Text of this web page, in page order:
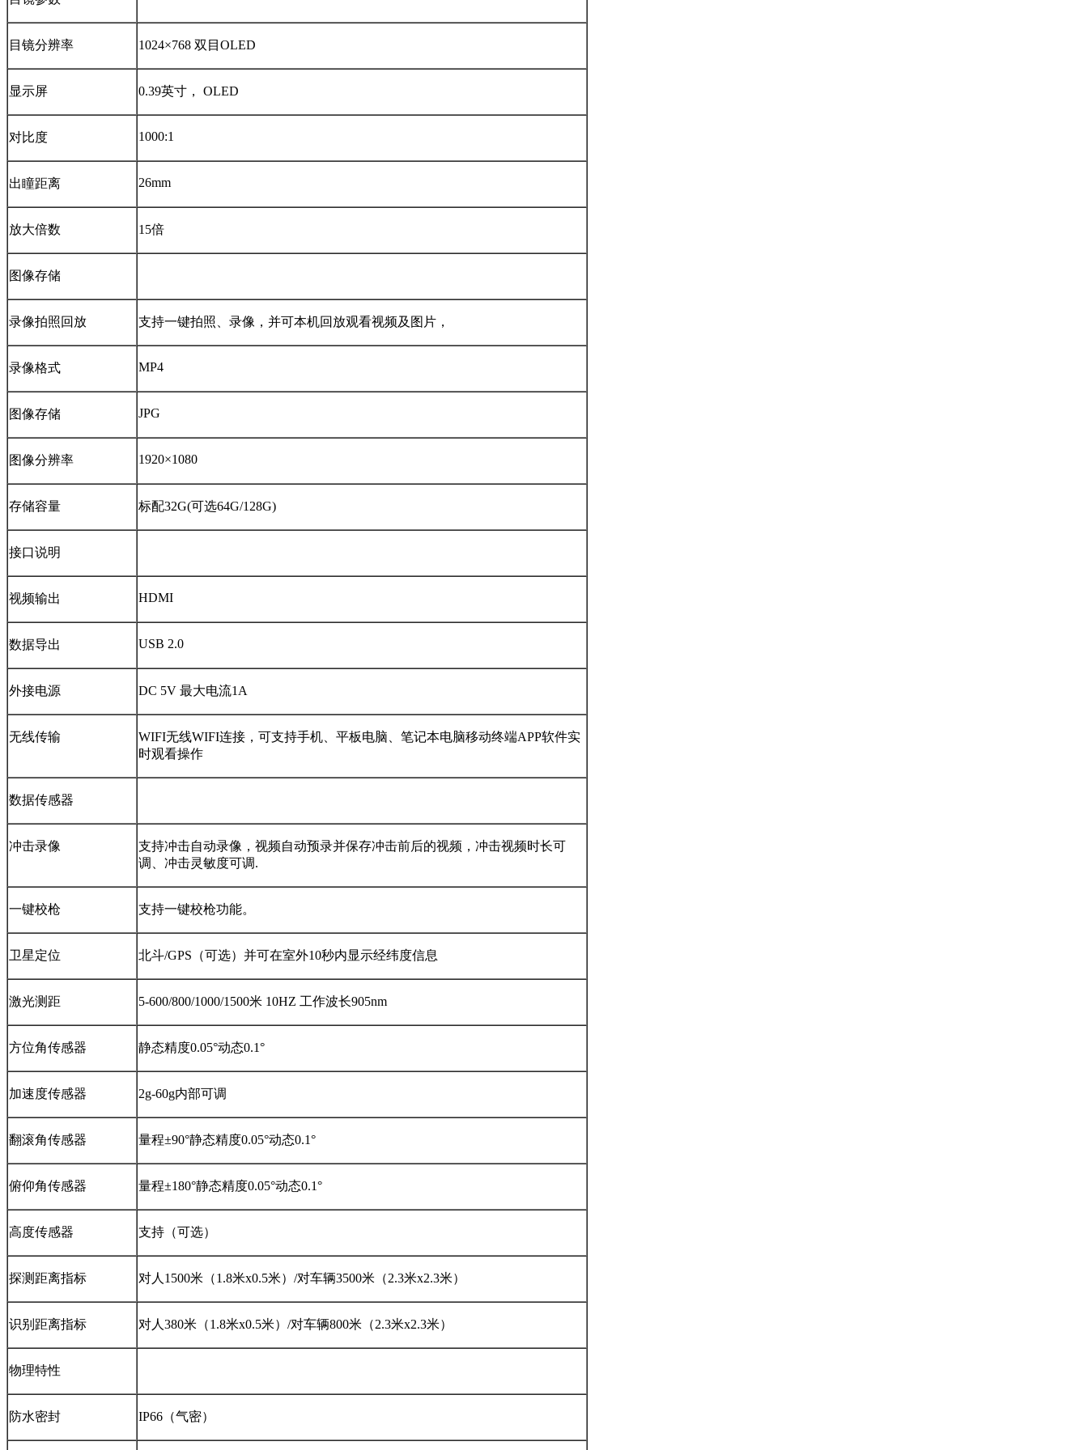
目镜分辨率 1024×768 双目OLED
显示屏 0.39英寸， OLED
对比度 1000:1
出瞳距离 26mm
放大倍数 15倍
图像存储
录像拍照回放 支持一键拍照、录像，并可本机回放观看视频及图片，
录像格式 MP4
图像存储 JPG
图像分辨率 1920×1080
存储容量 标配32G(可选64G/128G)
接口说明
视频输出 HDMI
数据导出 USB 2.0
外接电源 DC 5V 最大电流1A
无线传输
WIFI无线WIFI连接，可支持手机、平板电脑、笔记本电脑移动终端APP软件实
时观看操作
数据传感器
冲击录像
支持冲击自动录像，视频自动预录并保存冲击前后的视频，冲击视频时长可
调、冲击灵敏度可调.
一键校枪 支持一键校枪功能。
卫星定位 北斗/GPS（可选）并可在室外10秒内显示经纬度信息
激光测距 5-600/800/1000/1500米 10HZ 工作波长905nm
方位角传感器 静态精度0.05°动态0.1°
加速度传感器 2g-60g内部可调
翻滚角传感器 量程±90°静态精度0.05°动态0.1°
俯仰角传感器 量程±180°静态精度0.05°动态0.1°
高度传感器 支持（可选）
探测距离指标 对人1500米（1.8米x0.5米）/对车辆3500米（2.3米x2.3米）
识别距离指标 对人380米（1.8米x0.5米）/对车辆800米（2.3米x2.3米）
物理特性
防水密封 IP66（气密）